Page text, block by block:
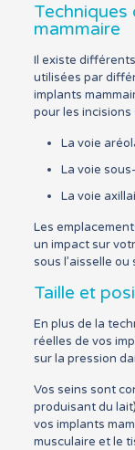
Techniques
mammaire
Il existe
utilisées par
implants
pour les incisions
La voie
La voie
La voie
Les
un impact sur
sous l’aisselle ou
Taille et
En plus de la
réelles de vos
sur la pression
Vos seins sont
produisant du
vos implants
musculaire et le